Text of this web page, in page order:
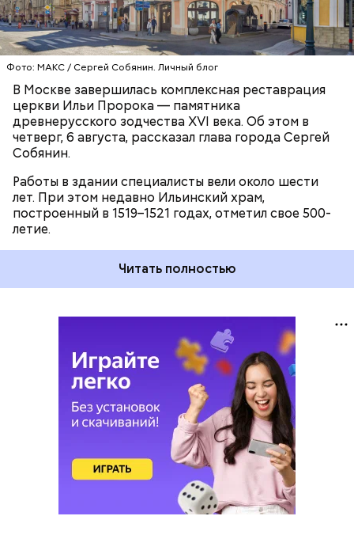
Фото: МАКС / Сергей Собянин. Личный блог
В Москве завершилась комплексная реставрация
церкви Ильи Пророка — памятника
древнерусского зодчества XVI века. Об этом в
четверг, 6 августа, рассказал глава города Сергей
Собянин.
Работы в здании специалисты вели около шести
лет. При этом недавно Ильинский храм,
построенный в 1519–1521 годах, отметил свое 500-
летие.
Читать полностью